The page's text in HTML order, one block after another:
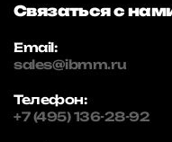
Связаться с
Email:
sales@ibmm.ru
Телефон:
+7 (495) 136-28-92